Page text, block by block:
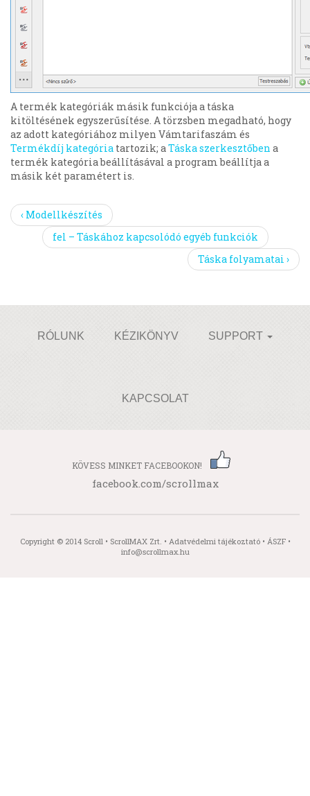
A termék kategóriák másik funkciója a táska
kitöltésének egyszerűsítése. A törzsben megadható, hogy
az adott kategóriához milyen Vámtarifaszám és
Termékdíj kategória tartozik; aTáska szerkesztőben a
termék kategória beállításával a program beállítja a
másik két paramétert is.
‹ Modellkészítés
fel – Táskához kapcsolódó egyéb funkciók
Táska folyamatai ›
RÓLUNK KÉZIKÖNYV SUPPORT
KAPCSOLAT
KÖVESS MINKET FACEBOOKON!
facebook.com/scrollmax
Copyright © 2014 Scroll • ScrollMAX Zrt. • Adatvédelmi tájékoztató• ÁSZF•
info@scrollmax.hu